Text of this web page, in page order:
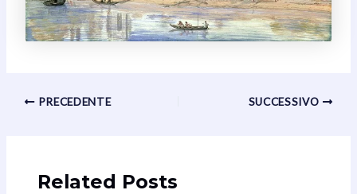
Navigazione
PRECEDENTE SUCCESSIVO
Related Posts